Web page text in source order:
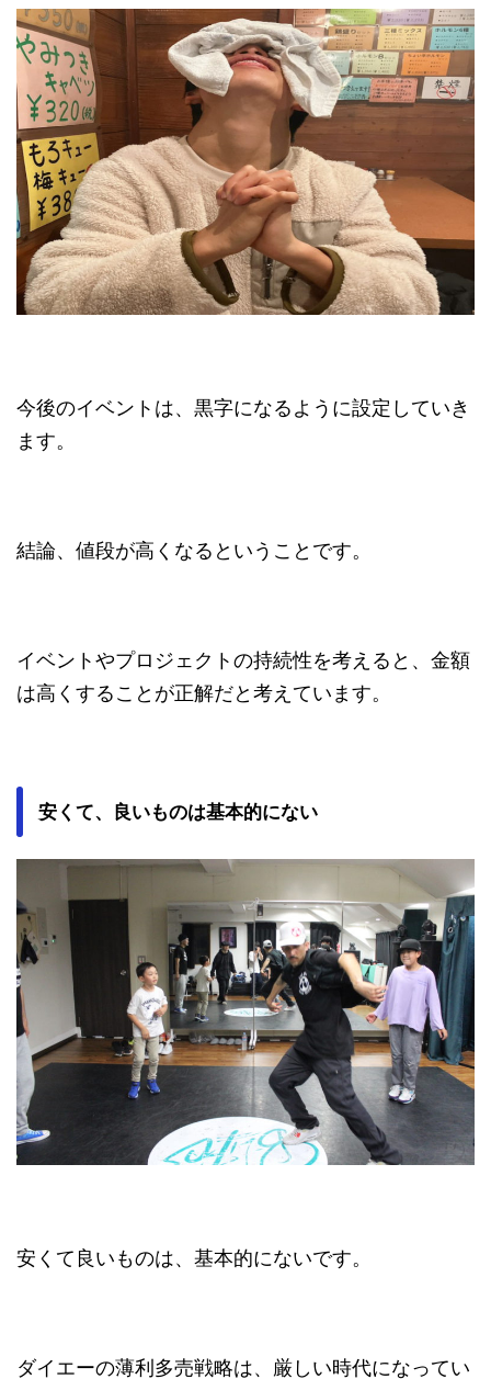
今後のイベントは、黒字になるように設定していき
ます。
結論、値段が高くなるということです。
イベントやプロジェクトの持続性を考えると、金額
は高くすることが正解だと考えています。
安くて、良いものは基本的にない
安くて良いものは、基本的にないです。
ダイエーの薄利多売戦略は、厳しい時代になってい